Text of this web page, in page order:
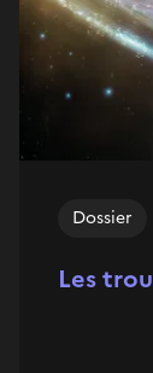
Les
Dossier